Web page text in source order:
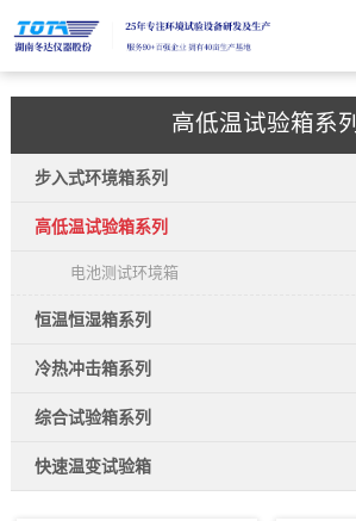
高低温试验箱系列
步入式环境箱系列
高低温试验箱系列
电池测试环境箱
恒温恒湿箱系列
冷热冲击箱系列
综合试验箱系列
快速温变试验箱